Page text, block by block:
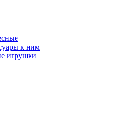
к ним
игрушки